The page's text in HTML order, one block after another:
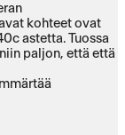
kohteet ovat
astetta. Tuossa
paljon, että että